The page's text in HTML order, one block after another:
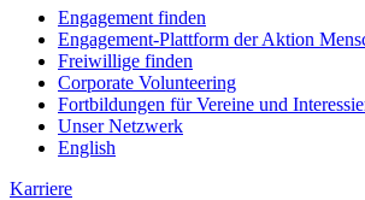
Engagement finden
Engagement-Plattform der Aktion
Freiwillige finden
Corporate Volunteering
Fortbildungen für Vereine und
Unser Netzwerk
English
Karriere